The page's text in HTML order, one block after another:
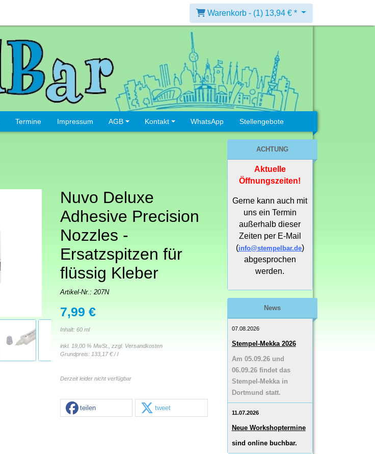
Warenkorb - (1) 13,94 € *
Termine Impressum AGB Kontakt WhatsApp Stellengebote
Nuvo Deluxe
Adhesive Precision
Nozzles -
Ersatzspitzen für
flüssig Kleber
Artikel-Nr.: 207N
7,99 €
Inhalt: 60 ml
inkl. 19,00 % MwSt., zzgl. Versandkosten
Grundpreis: 133,17 € / l
Derzeit leider nicht verfügbar
teilen tweet
ACHTUNG
Aktuelle
Öffnungszeiten!
Gerne kann auch mit
uns ein Termin
außerhalb dieser
Zeiten per E-Mail
(info@stempelbar.de)
abgesprochen
werden.
News
07.08.2026
Stempel-Mekka 2026
Am 05.09.26 und
06.09.26 findet das
Stempel-Mekka in
Dortmund statt.
11.07.2026
Neue Workshoptermine
sind online buchbar.